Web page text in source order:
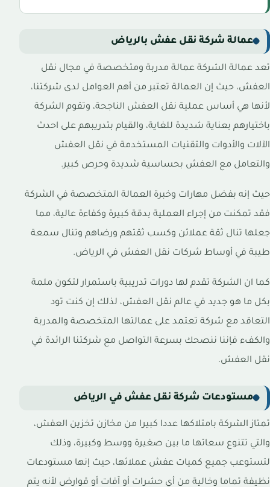
عمالة شركة نقل عفش بالرياض
تعد عمالة الشركة عمالة مدربة ومتخصصة في مجال نقل
العفش، حيث إن العمالة تعتبر من أهم العوامل لدى شركتنا،
لأنها هي أساس عملية نقل العفش الناجحة، وتقوم الشركة
باختيارهم بعناية شديدة للغاية، والقيام بتدريبهم على احدث
الآلات والأدوات والتقنيات المستخدمة في نقل العفش
والتعامل مع العفش بحساسية شديدة وحرص كبير.
حيث إنه بفضل مهارات وخبرة العمالة المتخصصة في الشركة
فقد تمكنت من إجراء العملية بدقة كبيرة وكفاءة عالية، مما
جعلها تنال ثقة عملائن وكسب ثقتهم ورضاهم وتنال سمعة
طيبة في أوساط شركات نقل العفش في الرياض.
كما ان الشركة تقدم لها دورات تدريبية باستمرار لتكون ملمة
بكل ما هو جديد في عالم نقل العفش، لذلك إن كنت تود
التعاقد مع شركة تعتمد على عمالتها المتخصصة والمدربة
والكفء فإننا ننصحك بسرعة التواصل مع شركتنا الرائدة في
نقل العفش.
مستودعات شركة نقل عفش في الرياض
تمتاز الشركة بامتلاكها عددا كبيرا من مخازن تخزين العفش،
والتي تتنوع سعاتها ما بين صغيرة ووسط وكبيرة، وذلك
لتستوعب جميع كميات عفش عملائها، حيث إنها مستودعات
نظيفة تماما وخالية من أي حشرات أو آفات أو قوارض لأنه يتم